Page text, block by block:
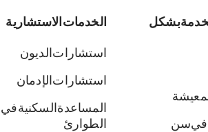
بشكل
في سن
الخدمات الاستشارية
استشارات الديون
استشارات الإدمان
المساعدة السكنية
الطوارئ